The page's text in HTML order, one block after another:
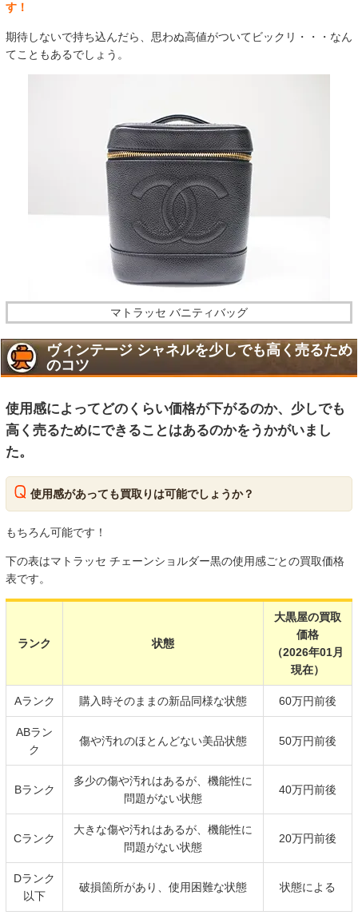
す！
期待しないで持ち込んだら、思わぬ高値がついてビックリ・・・なん
てこともあるでしょう。
マトラッセ バニティバッグ
ヴィンテージ シャネルを少しでも高く売るため
のコツ
使用感によってどのくらい価格が下がるのか、少しでも
高く売るためにできることはあるのかをうかがいまし
た。
使用感があっても買取りは可能でしょうか？
もちろん可能です！
下の表はマトラッセ チェーンショルダー黒の使用感ごとの買取価格
表です。
ランク 状態
大黒屋の買取
価格
（2026年01月
現在）
Aランク 購入時そのままの新品同様な状態 60万円前後
ABラン
ク
傷や汚れのほとんどない美品状態 50万円前後
Bランク
多少の傷や汚れはあるが、機能性に
問題がない状態
40万円前後
Cランク
大きな傷や汚れはあるが、機能性に
問題がない状態
20万円前後
Dランク
以下
破損箇所があり、使用困難な状態 状態による